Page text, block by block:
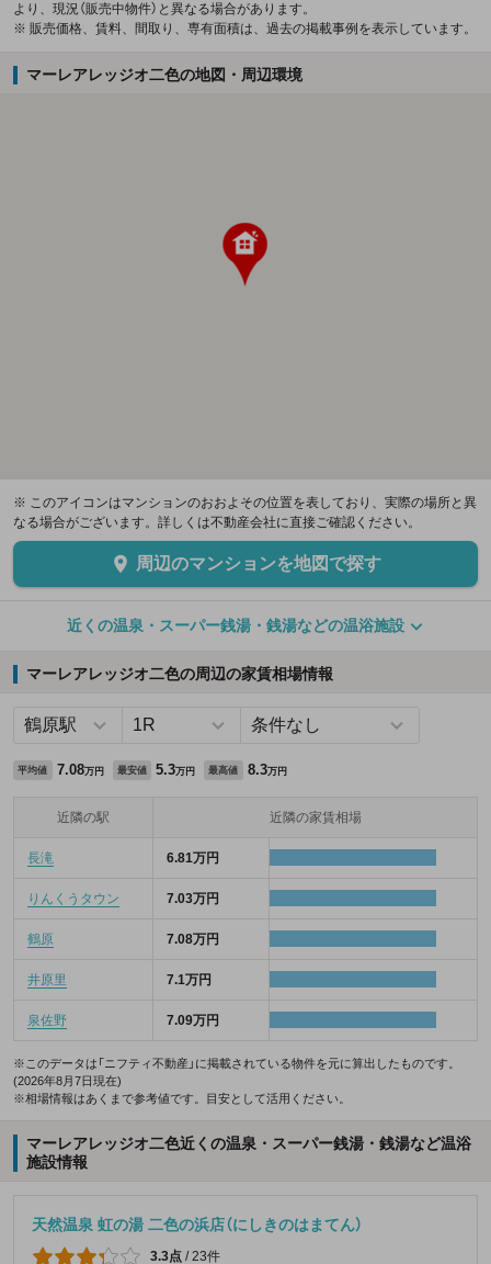
より、現況（販売中物件）と異なる場合があります。
※ 販売価格、賃料、間取り、専有面積は、過去の掲載事例を表示しています。
マーレアレッジオ二色の地図・周辺環境
※ このアイコンはマンションのおおよその位置を表しており、実際の場所と異
なる場合がございます。詳しくは不動産会社に直接ご確認ください。
周辺のマンションを地図で探す
近くの温泉・スーパー銭湯・銭湯などの温浴施設
マーレアレッジオ二色の周辺の家賃相場情報
平均値 7.08万円 最安値 5.3万円 最高値 8.3万円
近隣の駅 近隣の家賃相場
長滝 6.81万円
りんくうタウン 7.03万円
鶴原 7.08万円
井原里 7.1万円
泉佐野 7.09万円
※このデータは「ニフティ不動産」に掲載されている物件を元に算出したものです。
(2026年8月7日現在)
※相場情報はあくまで参考値です。目安として活用ください。
マーレアレッジオ二色近くの温泉・スーパー銭湯・銭湯など温浴
施設情報
天然温泉 虹の湯 二色の浜店（にしきのはまてん）
3.3点 /23件